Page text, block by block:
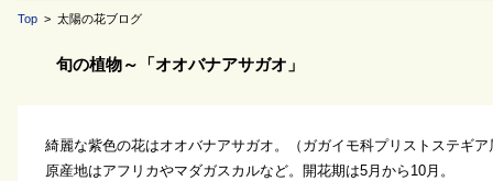
Top > 太陽の花ブログ
旬の植物～「オオバナアサガオ」
綺麗な紫色の花はオオバナアサガオ。（ガガイモ科プリストステギア
原産地はアフリカやマダガスカルなど。開花期は5月から10月。